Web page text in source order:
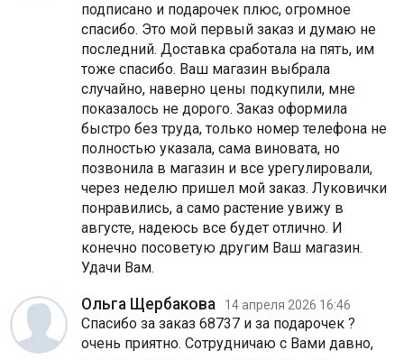
подписано и подарочек плюс, огромное
спасибо. Это мой первый заказ и думаю не
последний. Доставка сработала на пять, им
тоже спасибо. Ваш магазин выбрала
случайно, наверно цены подкупили, мне
показалось не дорого. Заказ оформила
быстро без труда, только номер телефона не
полностью указала, сама виновата, но
позвонила в магазин и все урегулировали,
через неделю пришел мой заказ. Луковички
понравились, а само растение увижу в
августе, надеюсь все будет отлично. И
конечно посоветую другим Ваш магазин.
Удачи Вам.
Ольга Щербакова 14 апреля 2026 16:46
Спасибо за заказ 68737 и за подарочек ?
очень приятно. Сотрудничаю с Вами давно,